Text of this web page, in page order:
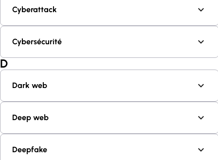
Cyberattack
Cybersécurité
D
Dark web
Deep web
Deepfake